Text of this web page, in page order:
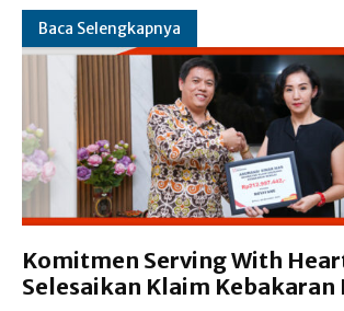
Baca Selengkapnya
Komitmen Serving With
Selesaikan Klaim Kebakaran